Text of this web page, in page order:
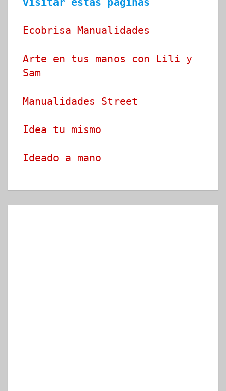
Ecobrisa Manualidades
Arte en tus manos con Lili y
Sam
Manualidades Street
Idea tu mismo
Ideado a mano